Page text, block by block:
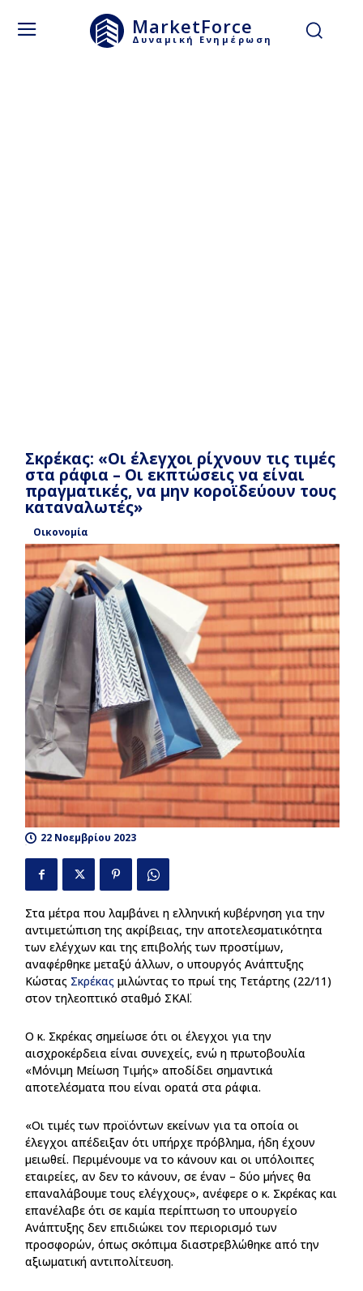
MarketForce
Δυναμική Ενημέρωση
Σκρέκας: «Οι έλεγχοι ρίχνουν τις τιμές
στα ράφια – Οι εκπτώσεις να είναι
πραγματικές, να μην κοροϊδεύουν τους
καταναλωτές»
Οικονομία
22 Νοεμβρίου 2023
Στα μέτρα που λαμβάνει η ελληνική κυβέρνηση για την
αντιμετώπιση της ακρίβειας, την αποτελεσματικότητα
των ελέγχων και της επιβολής των προστίμων,
αναφέρθηκε μεταξύ άλλων, ο υπουργός Ανάπτυξης
Κώστας Σκρέκας μιλώντας το πρωί της Τετάρτης (22/11)
στον τηλεοπτικό σταθμό ΣΚΑΪ.
Ο κ. Σκρέκας σημείωσε ότι οι έλεγχοι για την
αισχροκέρδεια είναι συνεχείς, ενώ η πρωτοβουλία
«Μόνιμη Μείωση Τιμής» αποδίδει σημαντικά
αποτελέσματα που είναι ορατά στα ράφια.
«Οι τιμές των προϊόντων εκείνων για τα οποία οι
έλεγχοι απέδειξαν ότι υπήρχε πρόβλημα, ήδη έχουν
μειωθεί. Περιμένουμε να το κάνουν και οι υπόλοιπες
εταιρείες, αν δεν το κάνουν, σε έναν – δύο μήνες θα
επαναλάβουμε τους ελέγχους», ανέφερε ο κ. Σκρέκας και
επανέλαβε ότι σε καμία περίπτωση το υπουργείο
Ανάπτυξης δεν επιδιώκει τον περιορισμό των
προσφορών, όπως σκόπιμα διαστρεβλώθηκε από την
αξιωματική αντιπολίτευση.